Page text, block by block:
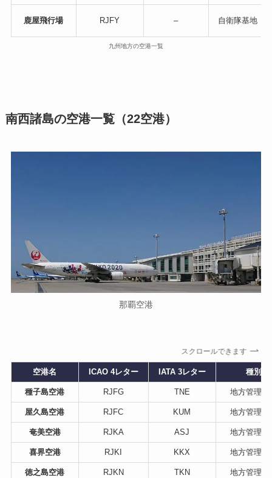
鹿屋飛行場 RJFY – 自衛隊基地（
九州地方の空港一覧
南西諸島の空港一覧（22空港）
那覇空港
スクロールできます
空港名 ICAO 4レター IATA 3レター 種別
種子島空港 RJFG TNE 地方管理空
屋久島空港 RJFC KUM 地方管理空
奄美空港 RJKA ASJ 地方管理空
喜界空港 RJKI KKX 地方管理空
徳之島空港 RJKN TKN 地方管理空